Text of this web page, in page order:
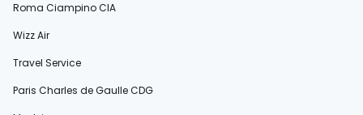
Roma Ciampino CIA
Wizz Air
Travel Service
Paris Charles de Gaulle CDG